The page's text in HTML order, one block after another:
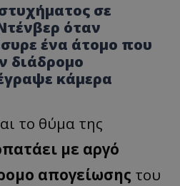
σε
όταν
ένα άτομο που
διάδρομο
κάμερα
το θύμα της
με αργό
απογείωσης του